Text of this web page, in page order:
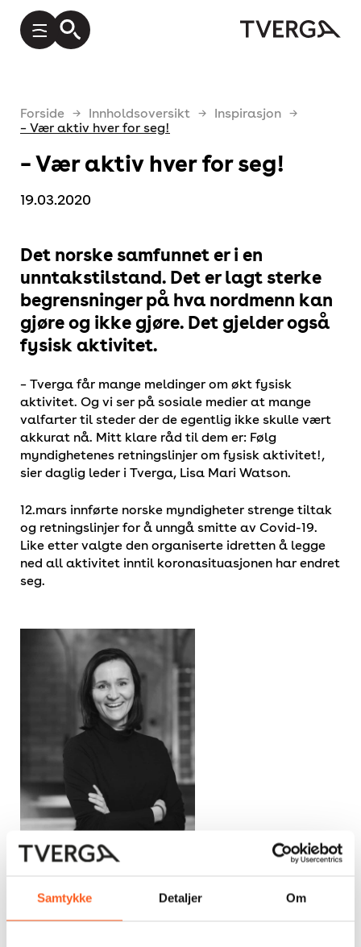
Samtykke Detaljer Om
Forside Innholdsoversikt
Inspirasjon
– Vær aktiv hver for seg!
– Vær aktiv hver for seg!
19.03.2020
Det norske samfunnet er i en
unntakstilstand. Det er lagt sterke
begrensninger på hva nordmenn kan
gjøre og ikke gjøre. Det gjelder også
fysisk aktivitet.
– Tverga får mange meldinger om økt fysisk
aktivitet. Og vi ser på sosiale medier at mange
valfarter til steder der de egentlig ikke skulle vært
akkurat nå. Mitt klare råd til dem er: Følg
myndighetenes retningslinjer om fysisk aktivitet!,
sier daglig leder i Tverga, Lisa Mari Watson.
12.mars innførte norske myndigheter strenge tiltak
og retningslinjer for å unngå smitte av Covid-19.
Like etter valgte den organiserte idretten å legge
ned all aktivitet inntil koronasituasjonen har endret
seg.